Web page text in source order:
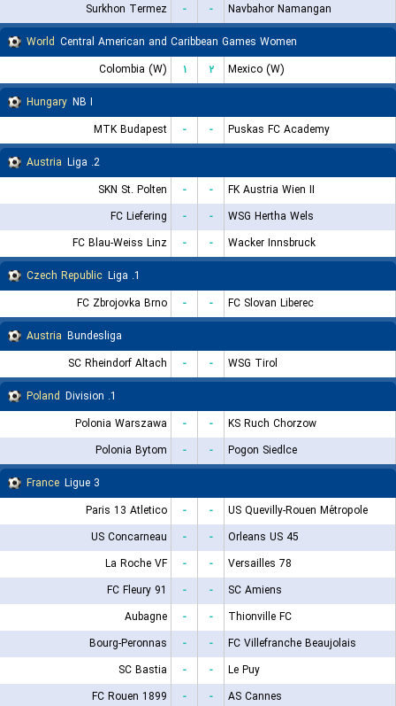
Surkhon Termez
- -
Navbahor Namangan
World Central American and Caribbean Games Women
Colombia (W)
۱ ۲
Mexico (W)
Hungary NB I
MTK Budapest
- -
Puskas FC Academy
Austria
2. Liga
SKN St. Polten
- -
FK Austria Wien II
FC Liefering
- -
WSG Hertha Wels
FC Blau-Weiss Linz
- -
Wacker Innsbruck
Czech Republic
1. Liga
FC Zbrojovka Brno
- -
FC Slovan Liberec
Austria Bundesliga
SC Rheindorf Altach
- -
WSG Tirol
Poland
1. Division
Polonia Warszawa
- -
KS Ruch Chorzow
Polonia Bytom
- -
Pogon Siedlce
France Ligue 3
Paris 13 Atletico
- -
US Quevilly-Rouen Métropole
US Concarneau
- -
Orleans US 45
La Roche VF
- -
Versailles 78
FC Fleury 91
- -
SC Amiens
Aubagne
- -
Thionville FC
Bourg-Peronnas
- -
FC Villefranche Beaujolais
SC Bastia
- -
Le Puy
FC Rouen 1899
- -
AS Cannes